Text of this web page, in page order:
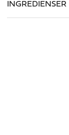
INGREDIENSER